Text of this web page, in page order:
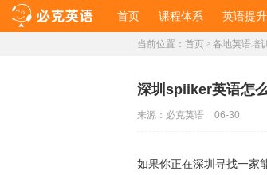
首页 课程体系 英语提
当前位置： 首页 > 各地英语培
深圳spiiker英语怎
来源： 必克英语 06-30
如果你正在深圳寻找一家